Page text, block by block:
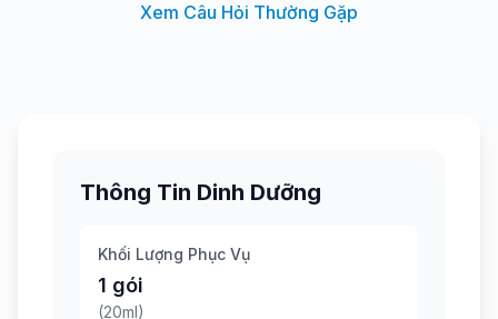
Xem Câu Hỏi Thường Gặp
Thông Tin Dinh Dưỡng
Khối Lượng Phục Vụ
1 gói
(20ml)